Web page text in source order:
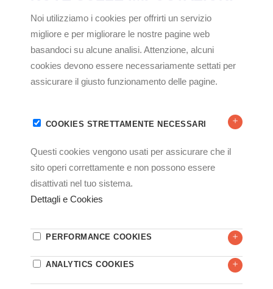
- coperchio giallo ad imbuto per l’ingresso degli infestanti;
- secchio semi-trasparente di raccolta.
BASKET TRAP può essere utilizzata con acqua o con
cartoncino adesivo, deve essere attivata con specifico
INDUSTRIA ALIMENTARE
INFESTANTI